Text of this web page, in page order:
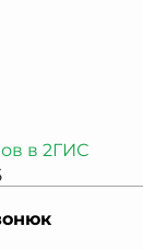
в 2ГИС